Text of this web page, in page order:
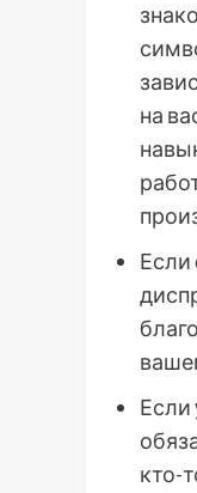
на
Если
Если
кто-